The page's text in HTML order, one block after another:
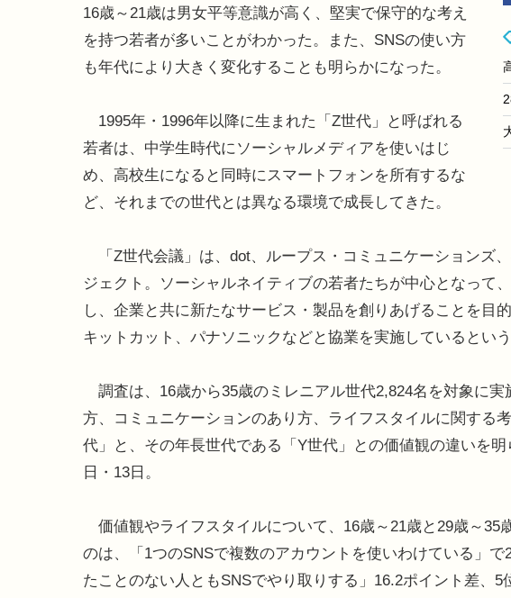
16歳～21歳は男女平等意識が高く、堅実で保守的な考え
を持つ若者が多いことがわかった。また、SNSの使い方
も年代により大きく変化することも明らかになった。
1995年・1996年以降に生まれた「Z世代」と呼ばれる
若者は、中学生時代にソーシャルメディアを使いはじ
め、高校生になると同時にスマートフォンを所有するな
ど、それまでの世代とは異なる環境で成長してきた。
「Z世代会議」は、dot、ループス・コミュニケーションズ
ジェクト。ソーシャルネイティブの若者たちが中心となって
し、企業と共に新たなサービス・製品を創りあげることを目
キットカット、パナソニックなどと協業を実施しているという
調査は、16歳から35歳のミレニアル世代2,824名を対象に
方、コミュニケーションのあり方、ライフスタイルに関する
代」と、その年長世代である「Y世代」との価値観の違いを
日・13日。
価値観やライフスタイルについて、16歳～21歳と29歳～35
のは、「1つのSNSで複数のアカウントを使いわけている」
たことのない人ともSNSでやり取りする」16.2ポイント差、